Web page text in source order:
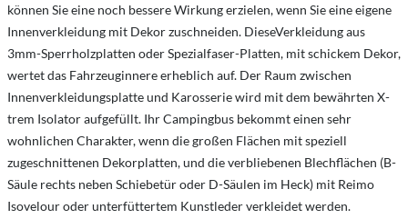
können Sie eine noch bessere Wirkung erzielen, wenn Sie eine eigene
Innenverkleidung mit Dekor zuschneiden. DieseVerkleidung aus
3mm-Sperrholzplatten oder Spezialfaser-Platten, mit schickem Dekor,
wertet das Fahrzeuginnere erheblich auf. Der Raum zwischen
Innenverkleidungsplatte und Karosserie wird mit dem bewährten X-
trem Isolator aufgefüllt. Ihr Campingbus bekommt einen sehr
wohnlichen Charakter, wenn die großen Flächen mit speziell
zugeschnittenen Dekorplatten, und die verbliebenen Blechflächen (B-
Säule rechts neben Schiebetür oder D-Säulen im Heck) mit Reimo
Isovelour oder unterfüttertem Kunstleder verkleidet werden.